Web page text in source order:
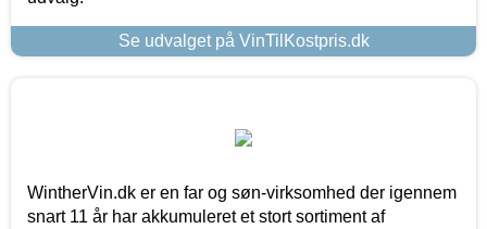
Se udvalget på VinTilKostpris.dk
WintherVin.dk er en far og søn-virksomhed der igennem
snart 11 år har akkumuleret et stort sortiment af